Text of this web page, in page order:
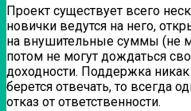
Проект существует всего
новички ведутся на него,
на внушительные суммы (не
потом не могут дождаться
доходности. Поддержка никак
берется отвечать, то всегда
отказ от ответственности.